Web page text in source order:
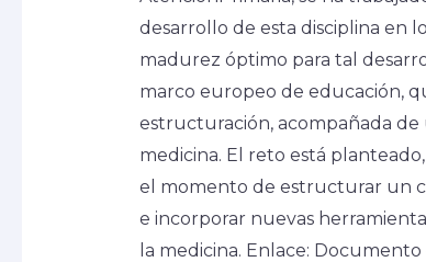
desarrollo de esta disciplina en
madurez óptimo para tal
marco europeo de educación,
estructuración, acompañada
medicina. El reto está
el momento de estructurar un
e incorporar nuevas
la medicina. Enlace: